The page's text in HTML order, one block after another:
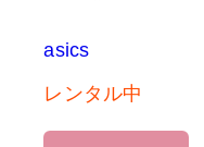
asics
レンタル中